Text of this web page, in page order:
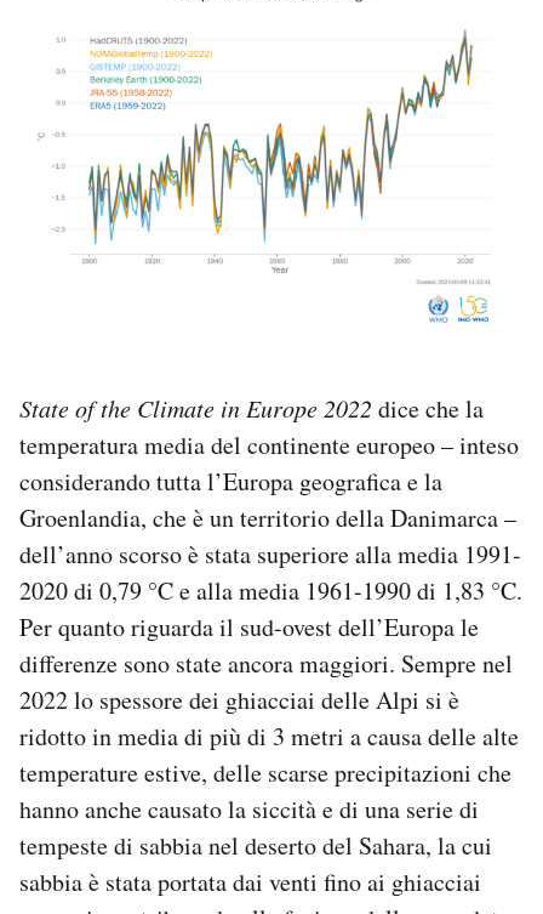
State of the Climate in Europe 2022 dice che la
temperatura media del continente europeo – inteso
considerando tutta l’Europa geografica e la
Groenlandia, che è un territorio della Danimarca –
dell’anno scorso è stata superiore alla media 1991-
2020 di 0,79 °C e alla media 1961-1990 di 1,83 °C.
Per quanto riguarda il sud-ovest dell’Europa le
differenze sono state ancora maggiori. Sempre nel
2022 lo spessore dei ghiacciai delle Alpi si è
ridotto in media di più di 3 metri a causa delle alte
temperature estive, delle scarse precipitazioni che
hanno anche causato la siccità e di una serie di
tempeste di sabbia nel deserto del Sahara, la cui
sabbia è stata portata dai venti fino ai ghiacciai